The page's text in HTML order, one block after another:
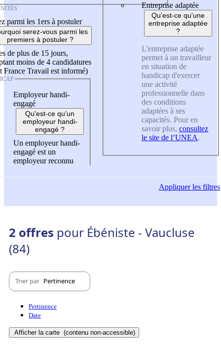
parmi les 1ers à postuler
serez-vous parmi les
premiers à postuler ?
de plus de 15 jours,
moins de 4 candidatures
France Travail est informé)
Employeur handi-
engagé
Qu'est-ce qu'un
employeur handi-
engagé ?
Un employeur handi-
engagé est un
employeur reconnu
Entreprise adaptée
Qu'est-ce qu'une
entreprise adaptée
?
L'entreprise adaptée
permet à un travailleur
en situation de
handicap d'exercer
une activité
professionnelle dans
des conditions
adaptées à ses
capacités. Pour en
savoir plus, consultez
le site de l’UNEA.
Appliquerles filtres
2 offres pour Ébéniste - Vaucluse
(84)
Trier par Pertinence
Pertinence
Date
Afficher la carte (contenu non-accessible)